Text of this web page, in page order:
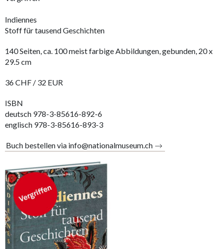
Indiennes
Stoff für tausend Geschichten
140 Seiten, ca. 100 meist farbige Abbildungen, gebunden, 20 x
29.5 cm
36 CHF / 32 EUR
ISBN
deutsch 978-3-85616-892-6
englisch 978-3-85616-893-3
Buch bestellen via info@nationalmuseum.ch